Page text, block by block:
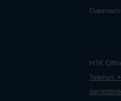
HTK
Telefon: